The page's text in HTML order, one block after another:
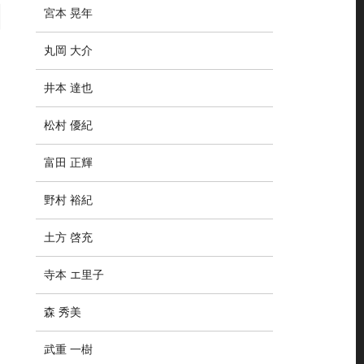
宮本 晃年
丸岡 大介
井本 達也
松村 優紀
富田 正輝
野村 裕紀
土方 啓充
寺本 エ里子
森 秀美
武重 一樹